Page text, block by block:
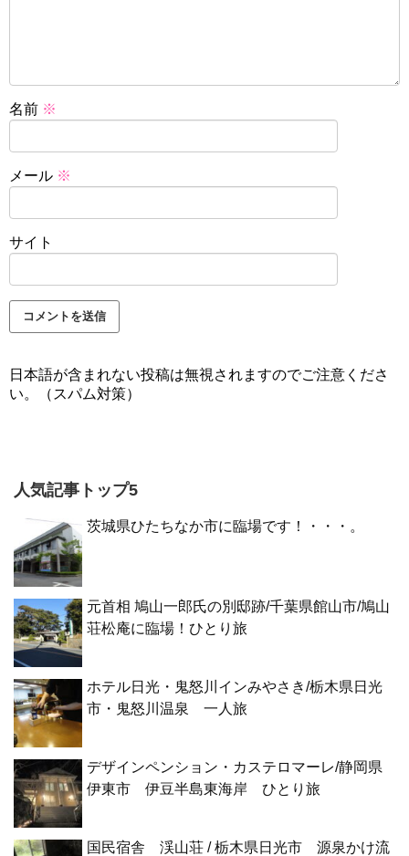
名前 ※
メール ※
サイト
日本語が含まれない投稿は無視されますのでご注意くださ
い。（スパム対策）
人気記事トップ5
茨城県ひたちなか市に臨場です！・・・。
元首相 鳩山一郎氏の別邸跡/千葉県館山市/鳩山
荘松庵に臨場！ひとり旅
ホテル日光・鬼怒川インみやさき/栃木県日光
市・鬼怒川温泉 一人旅
デザインペンション・カステロマーレ/静岡県
伊東市 伊豆半島東海岸 ひとり旅
国民宿舎 渓山荘 / 栃木県日光市 源泉かけ流